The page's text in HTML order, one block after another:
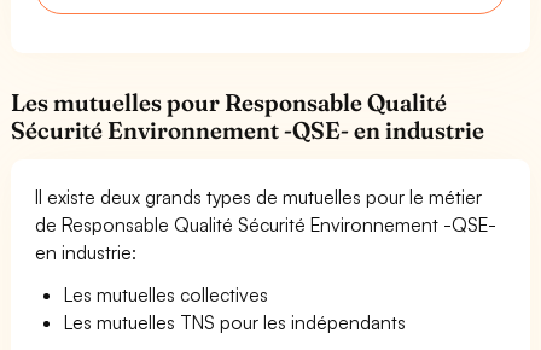
Les mutuelles pour Responsable Qualité
Sécurité Environnement -QSE- en industrie
Il existe deux grands types de mutuelles pour le métier
de Responsable Qualité Sécurité Environnement -QSE-
en industrie:
Les mutuelles collectives
Les mutuelles TNS pour les indépendants